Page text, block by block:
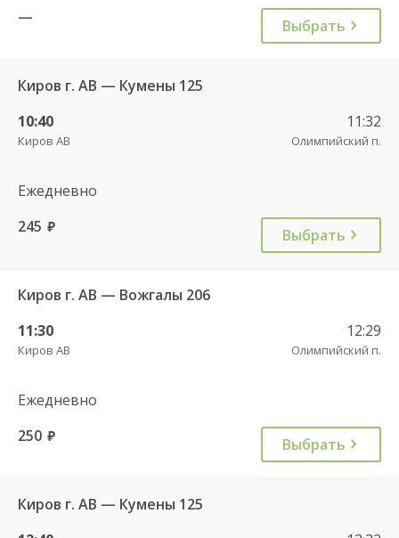
—
Выбрать
Киров г. АВ — Кумены 125
10:40
Киров АВ
11:32
Олимпийский п.
Ежедневно
245 руб. Выбрать
Киров г. АВ — Вожгалы 206
11:30
Киров АВ
12:29
Олимпийский п.
Ежедневно
250 руб. Выбрать
Киров г. АВ — Кумены 125